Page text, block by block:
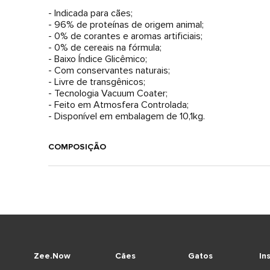
- Indicada para cães;
- 96% de proteínas de origem animal;
- 0% de corantes e aromas artificiais;
- 0% de cereais na fórmula;
- Baixo Índice Glicêmico;
- Com conservantes naturais;
- Livre de transgênicos;
- Tecnologia Vacuum Coater;
- Feito em Atmosfera Controlada;
- Disponível em embalagem de 10,1kg.
COMPOSIÇÃO
Cães
Gatos
Zee.Now